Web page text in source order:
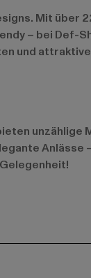
Mit über
– bei Def-
und